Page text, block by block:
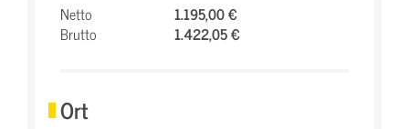
Netto
1.195,00 €
Brutto
1.422,05 €
Ort